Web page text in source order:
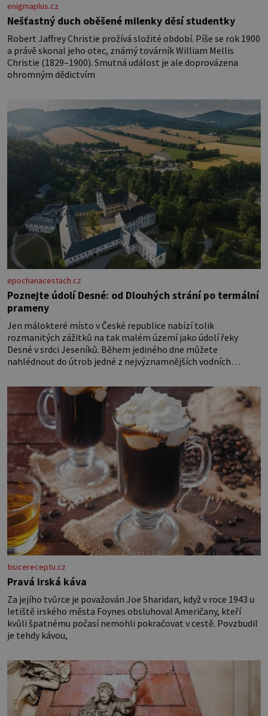
enigmaplus.cz
Nešťastný duch oběšené milenky děsí studentky
Robert Jaffrey Christie prožívá složité období. Píše se rok 1900
a právě skonal jeho otec, známý továrník William Mellis
Christie (1829–1900). Smutná událost je ale doprovázena
ohromným dědictvím
epochanacestach.cz
Poznejte údolí Desné: od Dlouhých strání po termální
prameny
Jen málokteré místo v České republice nabízí tolik
rozmanitých zážitků na tak malém území jako údolí řeky
Desné v srdci Jeseníků. Během jediného dne můžete
nahlédnout do útrob jedné z nejvýznamnějších vodních
koloběžce a den zakončit poznáváním památek ve Velkých
Losinách nebo v termálním
tisicereceptu.cz
Pravá irská káva
Za jejího tvůrce je považován Joe Sharidan, když v roce 1943 u
letiště irského města Foynes obsluhoval Američany, kteří
kvůli špatnému počasí nemohli pokračovat v cestě. Povzbudil
je tehdy kávou,